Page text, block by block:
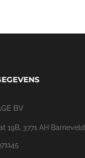
BV
19B, 3771 AH Barneveld